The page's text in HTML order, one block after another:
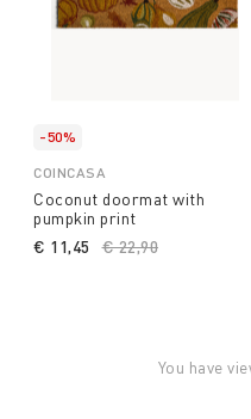
-50%
COINCASA
Coconut doormat with
pumpkin print
Price reduced from
€ 22,90
€ 11,45
You have